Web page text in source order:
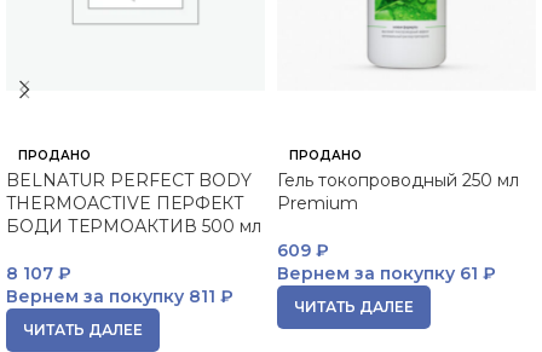
ПРОДАНО
BELNATUR PERFECT BODY
THERMOACTIVE ПЕРФЕКТ
БОДИ ТЕРМОАКТИВ 500 мл
8 107 ₽
Вернем за покупку 811 ₽
ЧИТАТЬ ДАЛЕЕ
ПРОДАНО
Гель токопроводный 250 мл
Premium
609 ₽
Вернем за покупку 61 ₽
ЧИТАТЬ ДАЛЕЕ